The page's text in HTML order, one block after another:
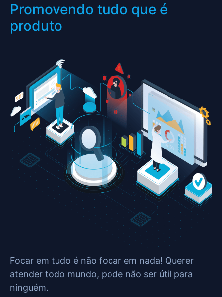
Promovendo tudo que é
produto
Focar em tudo é não focar em nada! Querer
atender todo mundo, pode não ser útil para
ninguém.